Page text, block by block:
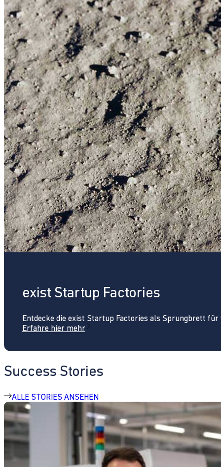
exist Startup Factories
Entdecke die exist Startup Factories als Sprungbrett
Erfahre hier mehr
Success Stories
ALLE STORIES ANSEHEN